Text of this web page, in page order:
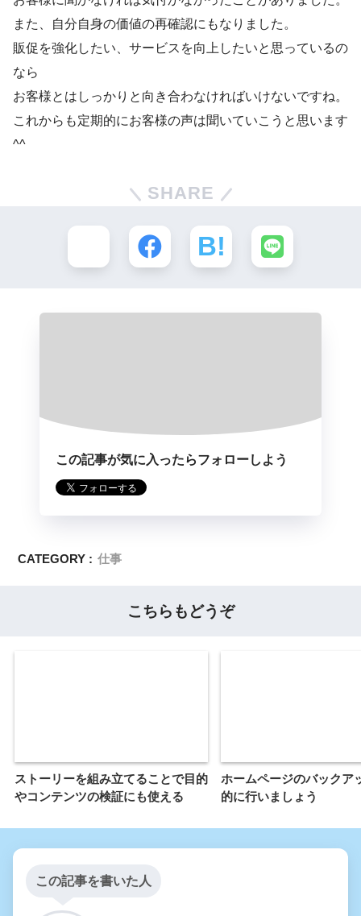
また、自分自身の価値の再確認にもなりました。
販促を強化したい、サービスを向上したいと思っているの
なら
お客様とはしっかりと向き合わなければいけないですね。
これからも定期的にお客様の声は聞いていこうと思います
^^
SHARE
この記事が気に入ったらフォローしよう
CATEGORY : 仕事
こちらもどうぞ
ストーリーを組み立てることで目的
やコンテンツの検証にも使える
ホームページのバックア
的に行いましょう
この記事を書いた人